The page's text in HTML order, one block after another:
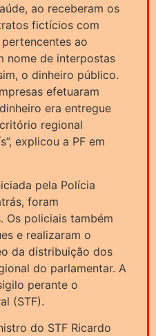
ao receberam os
fictícios com
pertencentes ao
nome de interpostas
o dinheiro público.
efetuaram
era entregue
regional
explicou a PF em
pela Polícia
foram
Os policiais também
e realizaram o
da distribuição dos
do parlamentar. A
perante o
(STF).
do STF Ricardo